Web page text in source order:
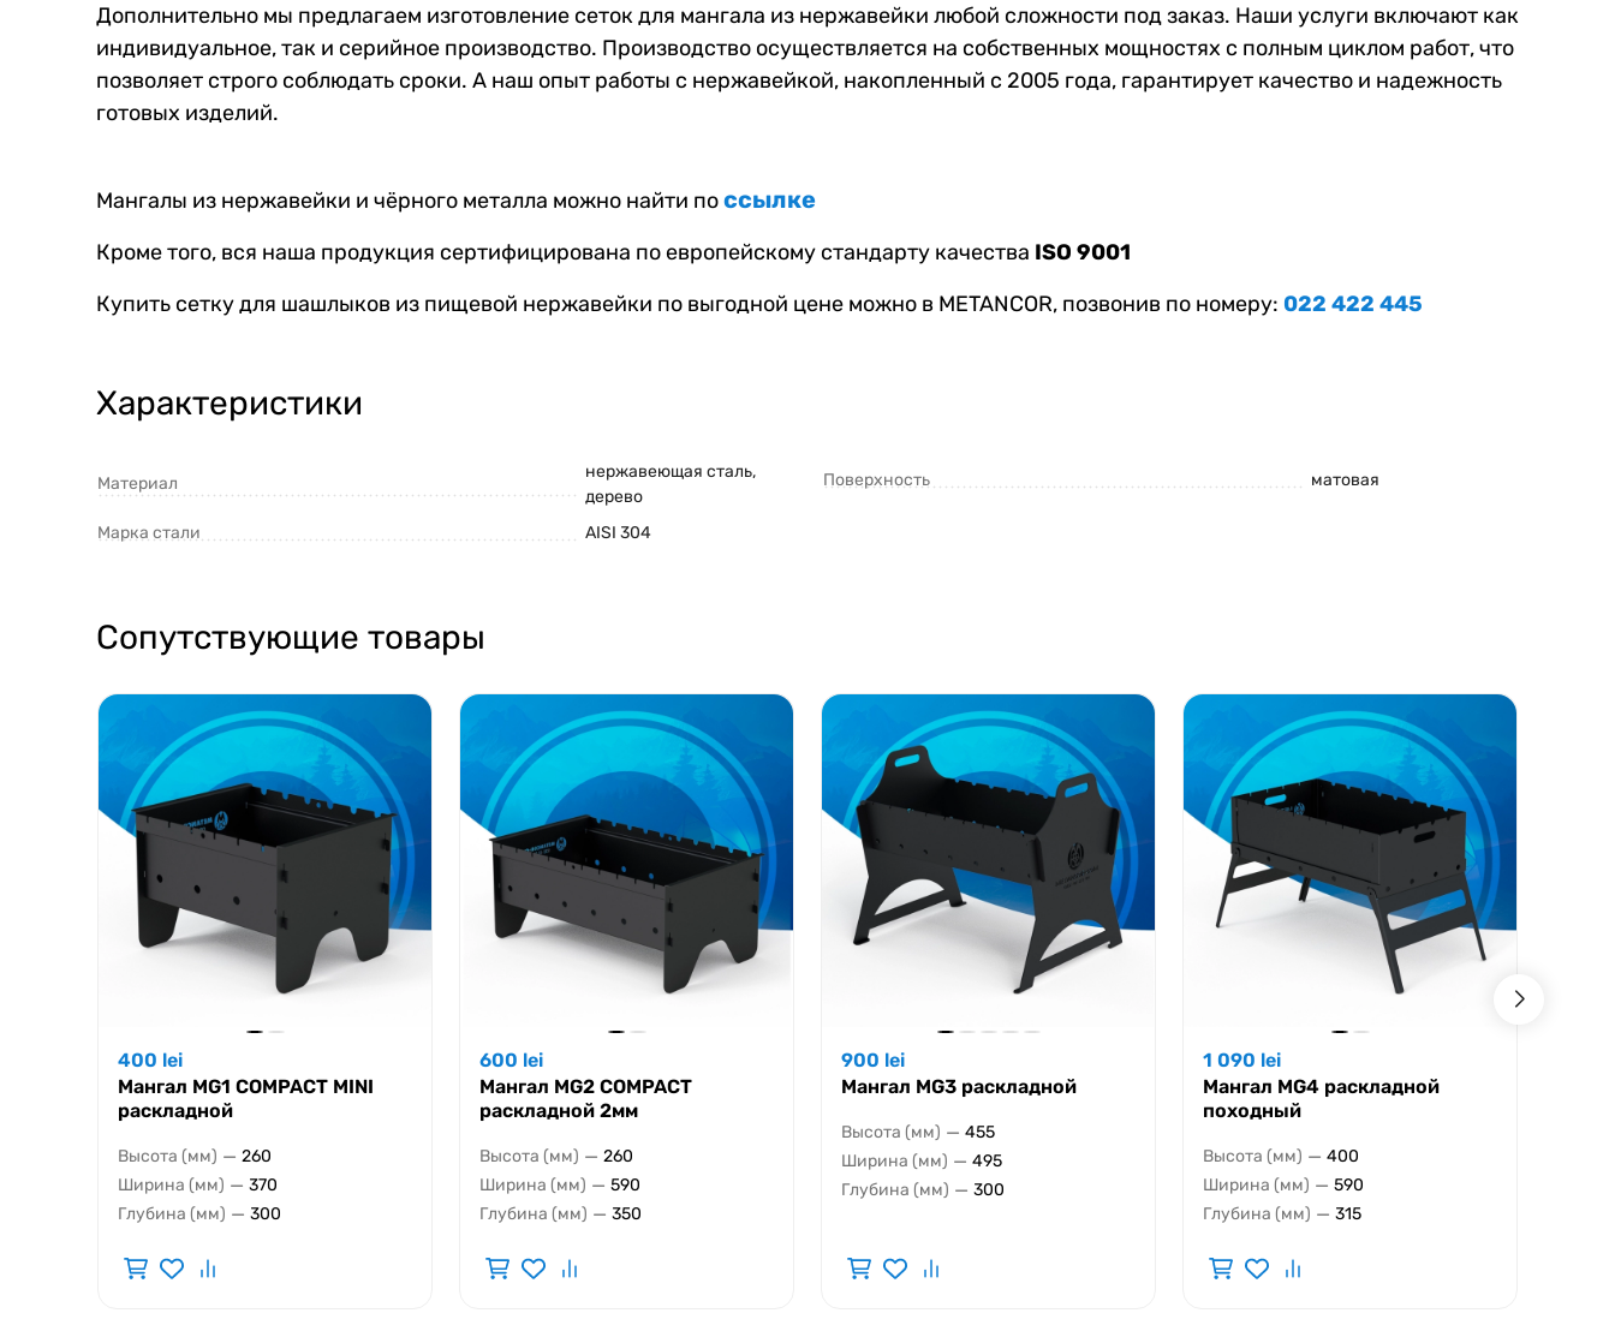
Дополнительно мы предлагаем изготовление сеток для мангала из нержавейки любой сложности под заказ. Наши услуги включают как
индивидуальное, так и серийное производство. Производство осуществляется на собственных мощностях с полным циклом работ, что
позволяет строго соблюдать сроки. А наш опыт работы с нержавейкой, накопленный с 2005 года, гарантирует качество и надежность
готовых изделий.
Мангалы из нержавейки и чёрного металла можно найти поссылке
Кроме того, вся наша продукция сертифицирована по европейскому стандарту качества ISO 9001
Купить сетку для шашлыков из пищевой нержавейки по выгодной цене можно в METANCOR, позвонив по номеру: 022 422 445
Характеристики
Материал
нержавеющая сталь,
дерево
Марка стали
AISI 304
Поверхность матовая
Сопутствующие товары
400 lei
Мангал MG1 COMPACT MINI
раскладной
Высота (мм) — 260
Ширина (мм) — 370
Глубина (мм) — 300
600 lei
Мангал MG2 COMPACT
раскладной 2мм
Высота (мм) — 260
Ширина (мм) — 590
Глубина (мм) — 350
900 lei
Мангал MG3 раскладной
Высота (мм) — 455
Ширина (мм) — 495
Глубина (мм) — 300
1 090 lei
Мангал MG4 раскладной
походный
Высота (мм) — 400
Ширина (мм) — 590
Глубина (мм) — 315